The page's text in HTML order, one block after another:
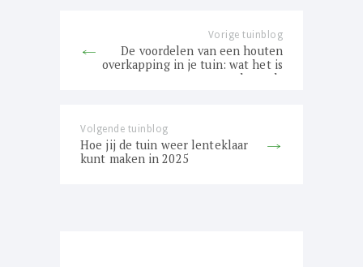
Vorige tuinblog
De voordelen van een houten
overkapping in je tuin: wat het is
en waarom het telt
Volgende tuinblog
post:
Hoe jij de tuin weer lenteklaar
kunt maken in 2025